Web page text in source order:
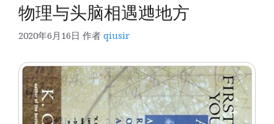
物理与头脑相遇逇地方
2020年6月16日 作者 qiusir